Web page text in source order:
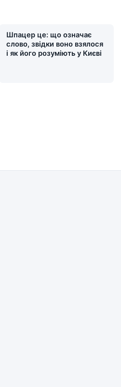
Шпацер це: що означає
слово, звідки воно взялося
і як його розуміють у Києві